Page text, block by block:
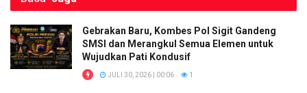
Gebrakan Baru, Kombes Pol Sigit Gandeng
SMSI dan Merangkul Semua Elemen untuk
Wujudkan Pati Kondusif
JULI 30, 2026 | 00:06 1